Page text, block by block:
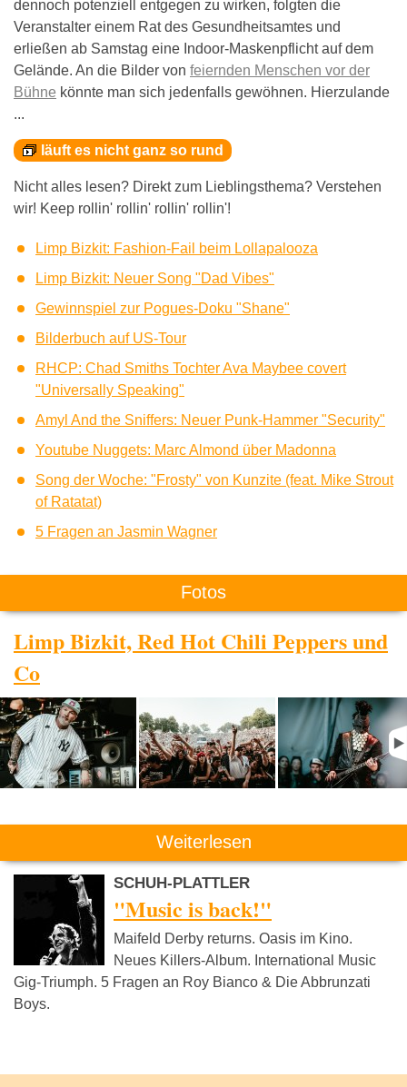
dennoch potenziell entgegen zu wirken, folgten die
Veranstalter einem Rat des Gesundheitsamtes und
erließen ab Samstag eine Indoor-Maskenpflicht auf dem
Gelände. An die Bilder von feiernden Menschen vor der
Bühne könnte man sich jedenfalls gewöhnen. Hierzulande
...
läuft es nicht ganz so rund
Nicht alles lesen? Direkt zum Lieblingsthema? Verstehen
wir! Keep rollin' rollin' rollin' rollin'!
Limp Bizkit: Fashion-Fail beim Lollapalooza
Limp Bizkit: Neuer Song "Dad Vibes"
Gewinnspiel zur Pogues-Doku "Shane"
Bilderbuch auf US-Tour
RHCP: Chad Smiths Tochter Ava Maybee covert
"Universally Speaking"
Amyl And the Sniffers: Neuer Punk-Hammer "Security"
Youtube Nuggets: Marc Almond über Madonna
Song der Woche: "Frosty" von Kunzite (feat. Mike Strout
of Ratatat)
5 Fragen an Jasmin Wagner
Fotos
Limp Bizkit, Red Hot Chili Peppers und
Co
Weiterlesen
SCHUH-PLATTLER
"Music is back!"
Maifeld Derby returns. Oasis im Kino.
Neues Killers-Album. International Music
Gig-Triumph. 5 Fragen an Roy Bianco & Die Abbrunzati
Boys.